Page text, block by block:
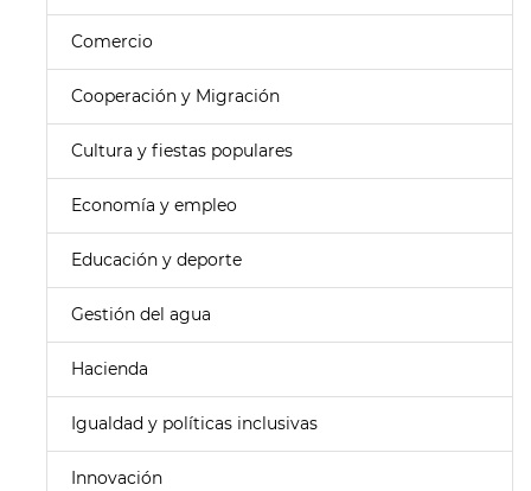
Comercio
Cooperación y Migración
Cultura y fiestas populares
Economía y empleo
Educación y deporte
Gestión del agua
Hacienda
Igualdad y políticas inclusivas
Innovación